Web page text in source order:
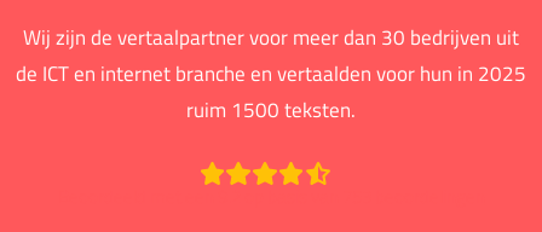
Wij zijn de vertaalpartner voor meer dan 30 bedrijven uit
de ICT en internet branche en vertaalden voor hun in 2025
ruim 1500 teksten.